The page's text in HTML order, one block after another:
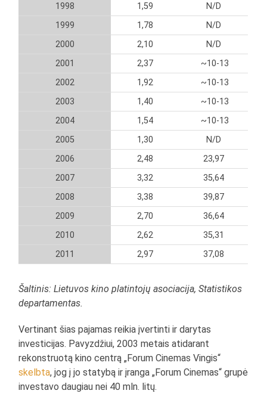
1998
1,59
N/D
1999
1,78
N/D
2000
2,10
N/D
2001
2,37
~10-13
2002
1,92
~10-13
2003
1,40
~10-13
2004
1,54
~10-13
2005
1,30
N/D
2006
2,48
23,97
2007
3,32
35,64
2008
3,38
39,87
2009
2,70
36,64
2010
2,62
35,31
2011
2,97 37,08
Šaltinis: Lietuvos kino platintojų asociacija, Statistikos
departamentas.
Vertinant šias pajamas reikia įvertinti ir darytas
investicijas. Pavyzdžiui, 2003 metais atidarant
rekonstruotą kino centrą „Forum Cinemas Vingis“
skelbta, jog į jo statybą ir įranga „Forum Cinemas“ grupė
investavo daugiau nei 40 mln. litų.